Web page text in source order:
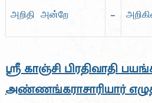
அறிதி அன்றே –
ஸ்ரீ காஞ்சி பிரதிவாதி
அண்ணங்கராசாரியார்